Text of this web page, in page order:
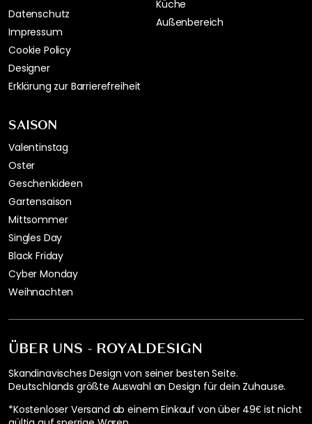
ÜBER UNS - ROYALDESIGN
Skandinavisches Design von seiner besten Seite.
Deutschlands größte Auswahl an Design für dein Zuhause.
*Kostenloser Versand ab einem Einkauf von über 49€ ist nicht
Datenschutz
Impressum
Cookie Policy
Designer
Erklärung zur Barrierefreiheit
Küche
Außenbereich
SAISON
Valentinstag
Oster
Geschenkideen
Gartensaison
Mittsommer
Singles Day
Black Friday
Cyber Monday
Weihnachten